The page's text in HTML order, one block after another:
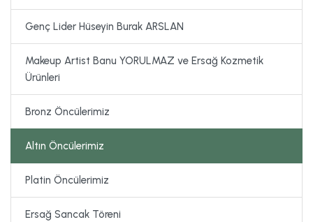
Genç Lider Hüseyin Burak ARSLAN
Makeup Artist Banu YORULMAZ ve Ersağ Kozmetik
Ürünleri
Bronz Öncülerimiz
Altın Öncülerimiz
Platin Öncülerimiz
Ersağ Sancak Töreni